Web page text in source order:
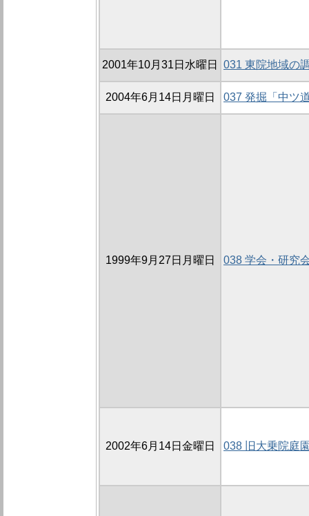
2001年10月31日水曜日 031 東院地域の
2004年6月14日月曜日 037 発掘「中ツ
1999年9月27日月曜日 038 学会・研究
2002年6月14日金曜日 038 旧大乗院庭